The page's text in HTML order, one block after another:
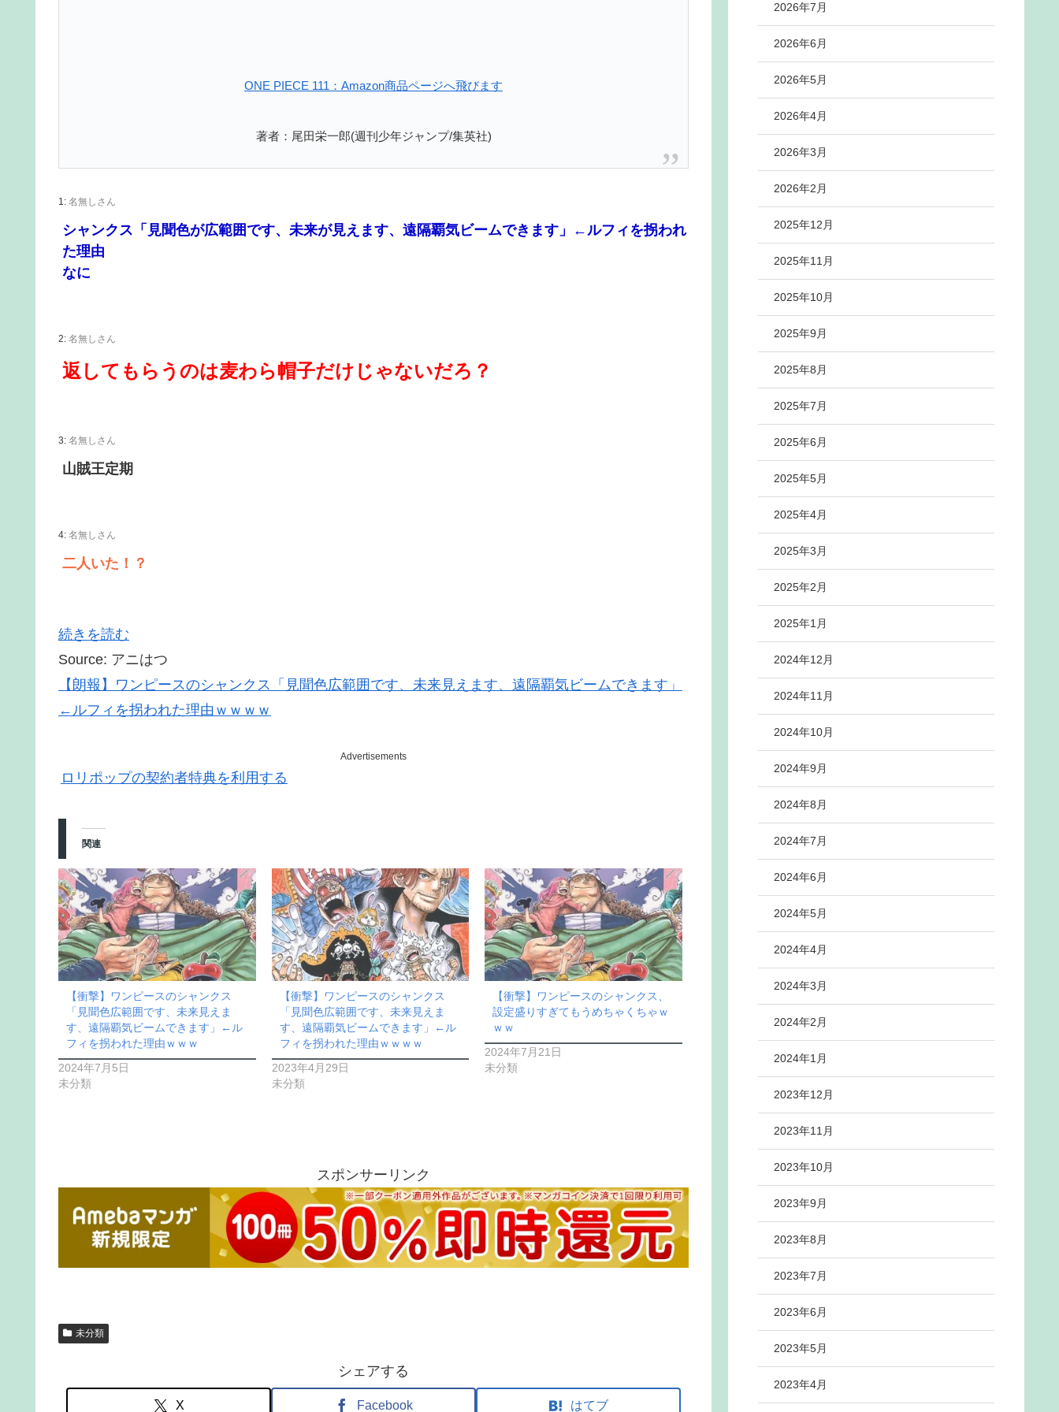
ONE PIECE 111：Amazon商品ページへ飛びます
著者：尾田栄一郎(週刊少年ジャンプ/集英社)
1: 名無しさん
シャンクス「見聞色が広範囲です、未来が見えます、遠隔覇気ビームできます」←ルフィを拐われ
た理由
なに
2: 名無しさん
返してもらうのは麦わら帽子だけじゃないだろ？
3: 名無しさん
山賊王定期
4: 名無しさん
二人いた！？
続きを読む
Source: アニはつ
【朗報】ワンピースのシャンクス「見聞色広範囲です、未来見えます、遠隔覇気ビームできます」
←ルフィを拐われた理由ｗｗｗｗ
Advertisements
ロリポップの契約者特典を利用する
関連
【衝撃】ワンピースのシャンクス
「見聞色広範囲です、未来見えま
す、遠隔覇気ビームできます」←ル
フィを拐われた理由ｗｗｗ
2024年7月5日
未分類
【衝撃】ワンピースのシャンクス
「見聞色広範囲です、未来見えま
す、遠隔覇気ビームできます」←ル
フィを拐われた理由ｗｗｗｗ
2023年4月29日
未分類
【衝撃】ワンピースのシャンクス、
設定盛りすぎてもうめちゃくちゃｗ
ｗｗ
2024年7月21日
未分類
スポンサーリンク
未分類
シェアする
X Facebook はてブ
2026年7月
2026年6月
2026年5月
2026年4月
2026年3月
2026年2月
2025年12月
2025年11月
2025年10月
2025年9月
2025年8月
2025年7月
2025年6月
2025年5月
2025年4月
2025年3月
2025年2月
2025年1月
2024年12月
2024年11月
2024年10月
2024年9月
2024年8月
2024年7月
2024年6月
2024年5月
2024年4月
2024年3月
2024年2月
2024年1月
2023年12月
2023年11月
2023年10月
2023年9月
2023年8月
2023年7月
2023年6月
2023年5月
2023年4月